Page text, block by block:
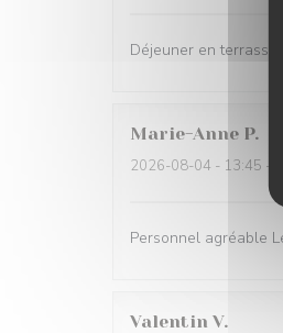
Déjeuner en
Marie-Anne P
2026-08-04 - 13:45 -
Personnel agréable
Valentin V